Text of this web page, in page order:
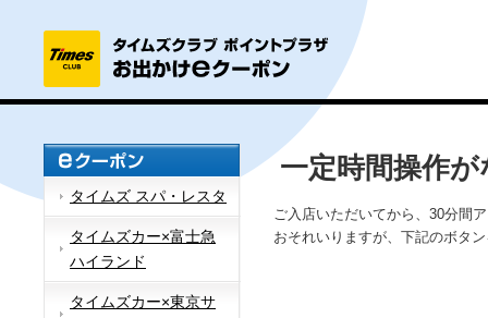
タイムズ スパ・レスタ
タイムズカー×富士急
ハイランド
タイムズカー×東京サ
一定時間操作
ご入店いただいてから、30分間
おそれいりますが、下記のボタ